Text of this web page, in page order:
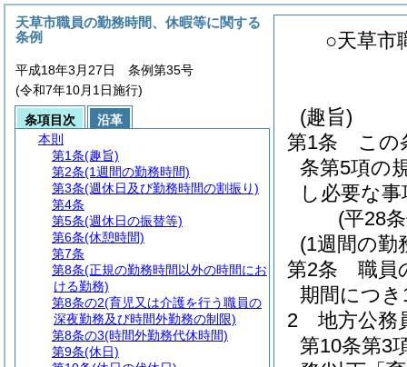
○天草市
(趣旨)
第1条
この
条第5項の
し必要な
(平28
(1週間の勤
第2条
職員
期間につ
2
地方公務
第10条第3
天草市職員の勤務時間、休暇等に関する
条例
平成18年3月27日 条例第35号
(令和7年10月1日施行)
条項目次
沿革
本則
第1条(趣旨)
第2条(1週間の勤務時間)
第3条(週休日及び勤務時間の割振り)
第4条
第5条(週休日の振替等)
第6条(休憩時間)
第7条
第8条(正規の勤務時間以外の時間にお
ける勤務)
第8条の2(育児又は介護を行う職員の
深夜勤務及び時間外勤務の制限)
第8条の3(時間外勤務代休時間)
第9条(休日)